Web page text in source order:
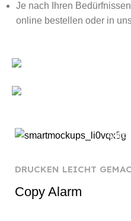
Je nach Ihren
online bestellen oder in
DRUCKEN LEICHT
Copy Alarm